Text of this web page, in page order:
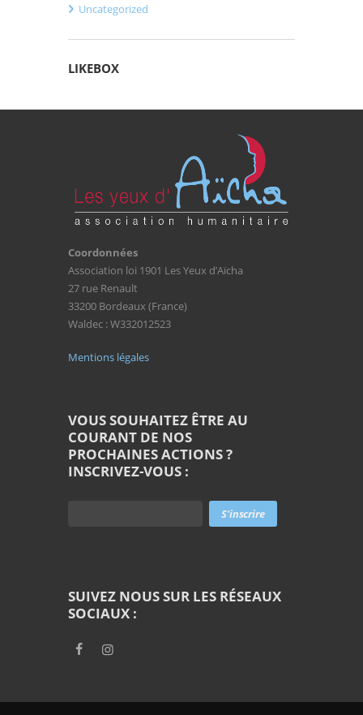
Uncategorized
LIKEBOX
Coordonnées
Association loi 1901 Les Yeux d’Aïcha
27 rue Renault
33200 Bordeaux (France)
Waldec : W332012523
Mentions légales
VOUS SOUHAITEZ ÊTRE AU
COURANT DE NOS
PROCHAINES ACTIONS ?
INSCRIVEZ-VOUS :
SUIVEZ NOUS SUR LES RÉSEAUX
SOCIAUX :